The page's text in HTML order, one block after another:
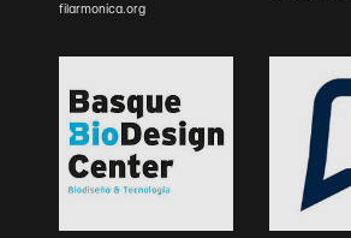
filarmonica.org